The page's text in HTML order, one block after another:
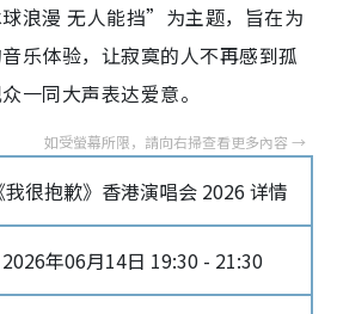
浪漫 无人能挡”为主题，旨在为
乐体验，让寂寞的人不再感到孤
一同大声表达爱意。
很抱歉》香港演唱会 2026 详情
2026年06月14日 19:30 - 21:30